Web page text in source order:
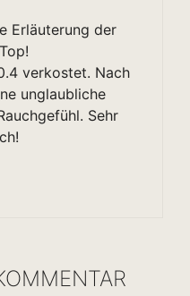
Erläuterung der
verkostet. Nach
unglaubliche
Sehr